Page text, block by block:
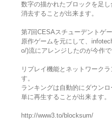
数字の描かれたブロックを足
消去することが出来ます。
第7回CESAスチューデントゲ
原作ゲームを元にして、
o/)流にアレンジしたのが今作で
リプレイ機能とネットワーク
す。
ランキングは自動的にダウン
単に再生することが出来ます。
http://www3.to/blocksum/